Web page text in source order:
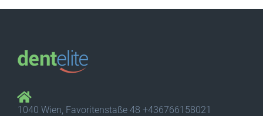
1040 Wien, Favoritenstaße 48 +436766158021